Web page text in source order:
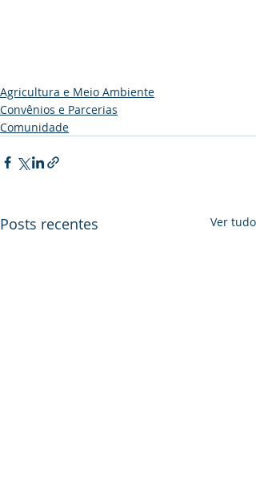
Agricultura e Meio Ambiente
Convênios e Parcerias
Comunidade
Posts recentes Ver tudo